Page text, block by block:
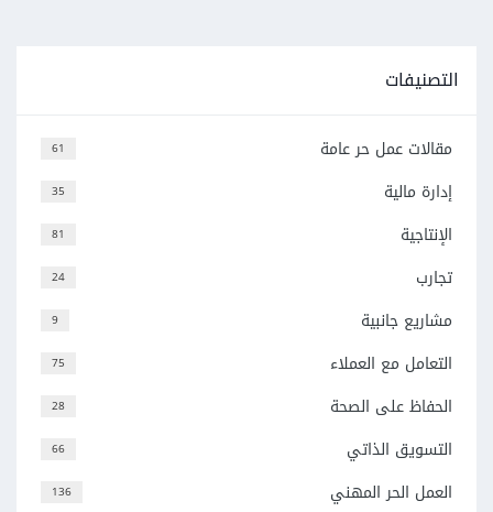
التصنيفات
61 مقالات عمل حر عامة
35 إدارة مالية
81 الإنتاجية
24 تجارب
9 مشاريع جانبية
75 التعامل مع العملاء
28 الحفاظ على الصحة
66 التسويق الذاتي
136 العمل الحر المهني